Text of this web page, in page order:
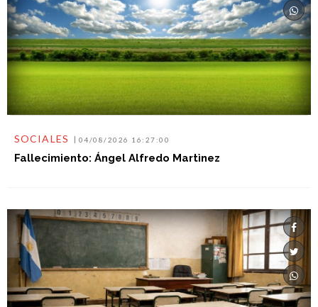
SOCIALES 04/08/2026 16:27:00
Fallecimiento: Ángel Alfredo Martìnez